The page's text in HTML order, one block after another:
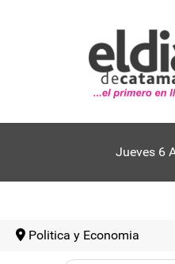
Jueves 6
Politica y Economia